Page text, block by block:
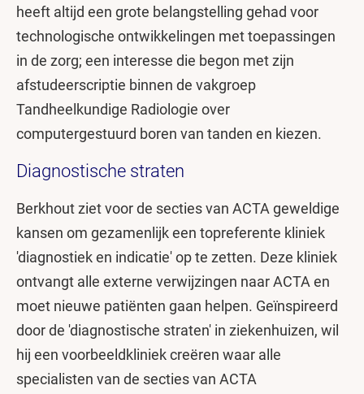
heeft altijd een grote belangstelling gehad voor
technologische ontwikkelingen met toepassingen
in de zorg; een interesse die begon met zijn
afstudeerscriptie binnen de vakgroep
Tandheelkundige Radiologie over
computergestuurd boren van tanden en kiezen.
Diagnostische straten
Berkhout ziet voor de secties van ACTA geweldige
kansen om gezamenlijk een topreferente kliniek
'diagnostiek en indicatie' op te zetten. Deze kliniek
ontvangt alle externe verwijzingen naar ACTA en
moet nieuwe patiënten gaan helpen. Geïnspireerd
door de 'diagnostische straten' in ziekenhuizen, wil
hij een voorbeeldkliniek creëren waar alle
specialisten van de secties van ACTA